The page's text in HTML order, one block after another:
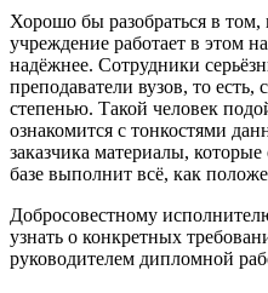
Хорошо бы разобраться в том,
учреждение работает в этом
надёжнее. Сотрудники
преподаватели вузов, то
степенью. Такой человек
ознакомится с тонкостями
заказчика материалы,
базе выполнит всё, как
Добросовестному
узнать о конкретных
руководителем дипломной